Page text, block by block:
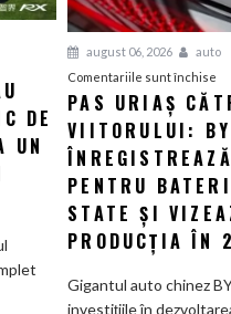
DE
UN
august 06, 2026
auto
Comentariile sunt închise
PAS URIAȘ
VIITORULUI:
PENTRU
STATE ȘI
PRODUCȚIA ÎN
Gigantul auto chinez
investițiile în